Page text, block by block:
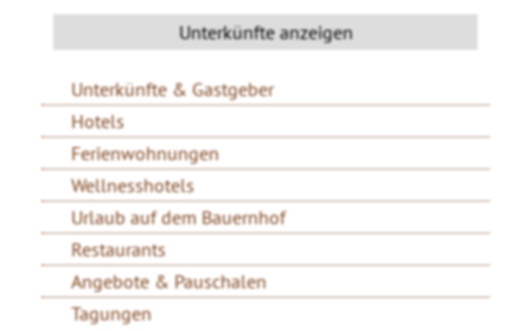
Unterkünfte & Gastgeber
Hotels
Ferienwohnungen
Wellnesshotels
Urlaub auf dem Bauernhof
Restaurants
Angebote & Pauschalen
Tagungen